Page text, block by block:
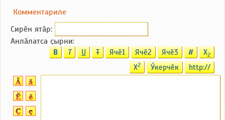
Комментариле
Сирӗн ятӑp:
Анлӑлатса ҫырни:
B T U T Ячӗ1 Ячӗ2 Ячӗ3 # X2
X2 Ӳкерчӗк http://